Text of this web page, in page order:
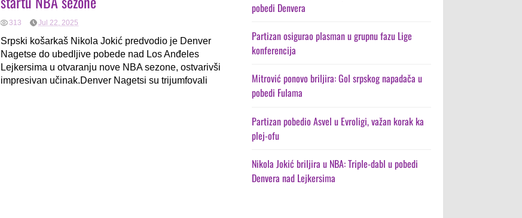
313 Jul 22, 2025
Srpski košarkaš Nikola Jokić predvodio je Denver
Nagetse do ubedljive pobede nad Los Anđeles
Lejkersima u otvaranju nove NBA sezone, ostvarivši
impresivan učinak.Denver Nagetsi su trijumfovali
pobedi Denvera
Partizan osigurao plasman u grupnu fazu Lige
konferencija
Mitrović ponovo briljira: Gol srpskog napadača u
pobedi Fulama
Partizan pobedio Asvel u Evroligi, važan korak ka
plej-ofu
Nikola Jokić briljira u NBA: Triple-dabl u pobedi
Denvera nad Lejkersima